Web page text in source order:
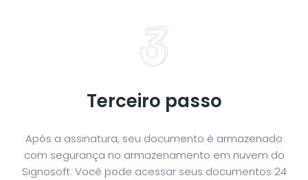
Terceiro passo
Após a assinatura, seu documento é armazenado
com segurança no armazenamento em nuvem do
Signosoft. Você pode acessar seus documentos 24